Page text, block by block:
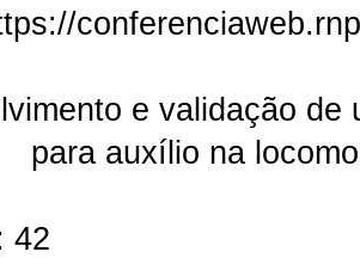
e validação
para auxílio na
42